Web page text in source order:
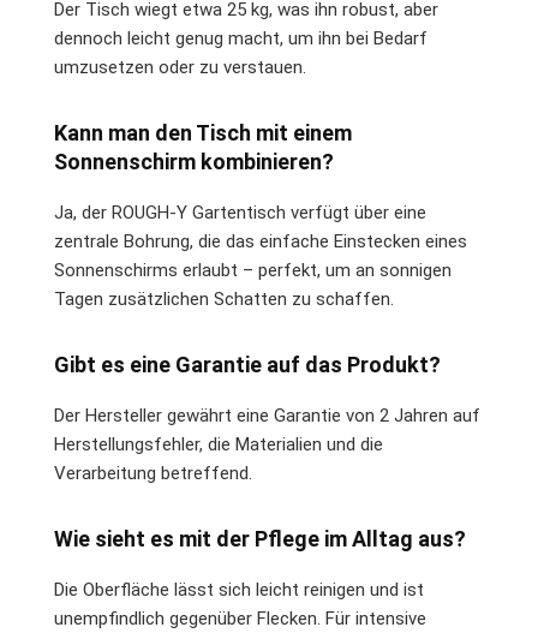
Der Tisch wiegt etwa 25 kg, was ihn robust, aber
dennoch leicht genug macht, um ihn bei Bedarf
umzusetzen oder zu verstauen.
Kann man den Tisch mit einem
Sonnenschirm kombinieren?
Ja, der ROUGH-Y Gartentisch verfügt über eine
zentrale Bohrung, die das einfache Einstecken eines
Sonnenschirms erlaubt – perfekt, um an sonnigen
Tagen zusätzlichen Schatten zu schaffen.
Gibt es eine Garantie auf das Produkt?
Der Hersteller gewährt eine Garantie von 2 Jahren auf
Herstellungsfehler, die Materialien und die
Verarbeitung betreffend.
Wie sieht es mit der Pflege im Alltag aus?
Die Oberfläche lässt sich leicht reinigen und ist
unempfindlich gegenüber Flecken. Für intensive